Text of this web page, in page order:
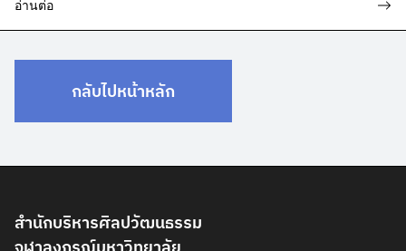
อ่านต่อ
กลับไปหน้าหลัก
สำนักบริหารศิลปวัฒนธรรม